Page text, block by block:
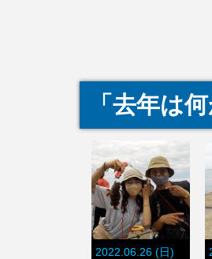
「去年は
2022.06.26 (日)